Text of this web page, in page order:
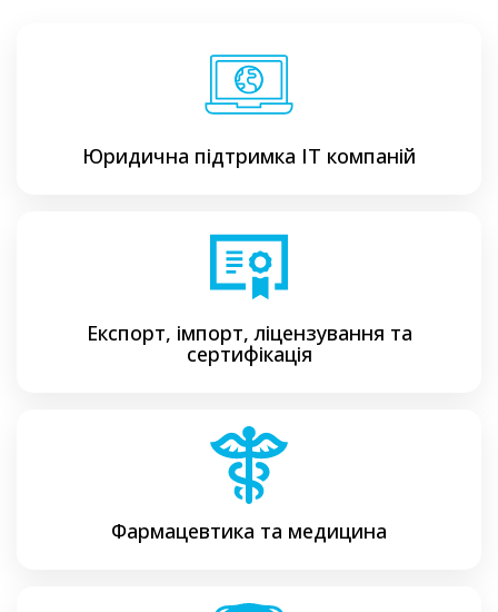
Юридична підтримка ІТ компаній
Експорт, імпорт, ліцензування та
сертифікація
Фармацевтика та медицина